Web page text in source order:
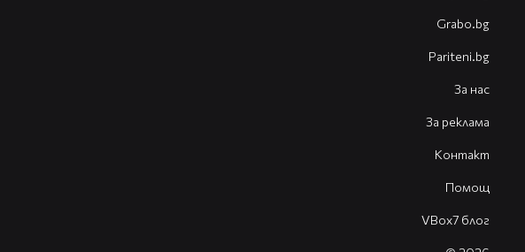
Grabo.bg
Pariteni.bg
За нас
За реклама
Контакт
Помощ
VBox7 блог